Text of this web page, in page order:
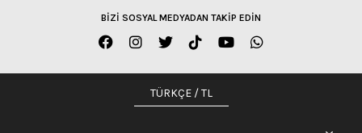
BİZİ SOSYAL MEDYADAN TAKİP EDİN
TÜRKÇE / TL